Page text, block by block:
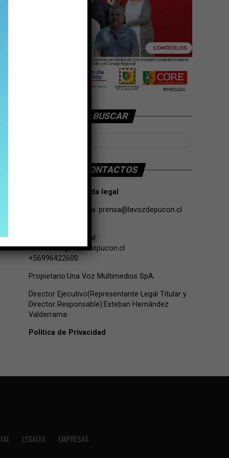
BUSCAR
CONTACTOS
Tarifas Propaganda legal
Contacto de Prensa: prensa@lavozdepucon.cl
Contacto Comercial:
comercial@lavozdepucon.cl
+56996422600
Propietario:Una Voz Multimedios SpA.
Director Ejecutivo(Representante Legal Titular y
Director Responsable):Esteban Hernández
Valderrama
Politica de Privacidad
LEGALES EMPRESAS